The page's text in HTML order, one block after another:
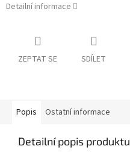
Detailní informace
ZEPTAT SE SDÍLET
Popis Ostatní informace
Detailní popis produktu